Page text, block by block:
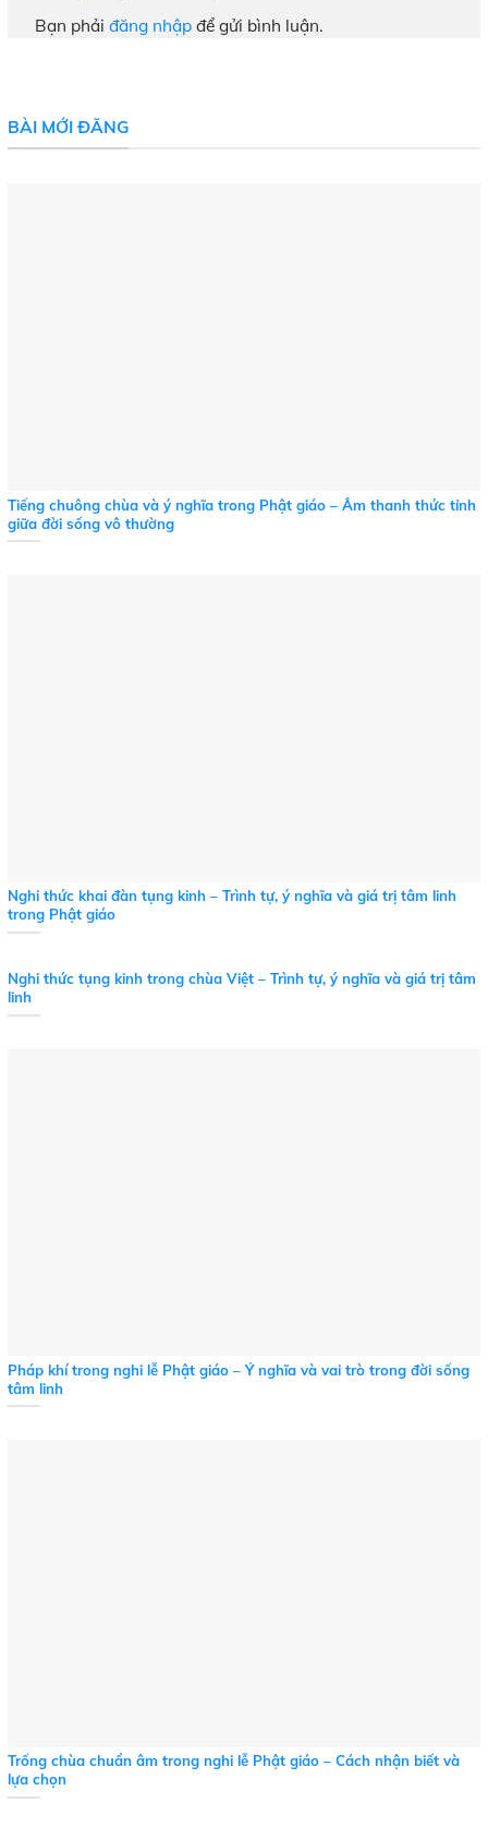
Bạn phải đăng nhập để gửi bình luận.
BÀI MỚI ĐĂNG
Tiếng chuông chùa và ý nghĩa trong Phật giáo – Âm thanh thức tỉnh
giữa đời sống vô thường
Nghi thức khai đàn tụng kinh – Trình tự, ý nghĩa và giá trị tâm linh
trong Phật giáo
Nghi thức tụng kinh trong chùa Việt – Trình tự, ý nghĩa và giá trị tâm
linh
Pháp khí trong nghi lễ Phật giáo – Ý nghĩa và vai trò trong đời sống
tâm linh
Trống chùa chuẩn âm trong nghi lễ Phật giáo – Cách nhận biết và
lựa chọn